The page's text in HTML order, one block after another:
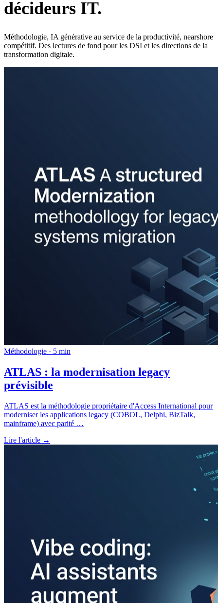
décideurs IT.
Méthodologie, IA générative au service de la productivité, nearshore
compétitif. Des lectures de fond pour les DSI et les directions de la
transformation digitale.
Méthodologie · 5 min
ATLAS : la modernisation legacy
prévisible
ATLAS est la méthodologie propriétaire d'Access International pour
moderniser les applications legacy (COBOL, Delphi, BizTalk,
mainframe) avec parité …
Lire l'article →